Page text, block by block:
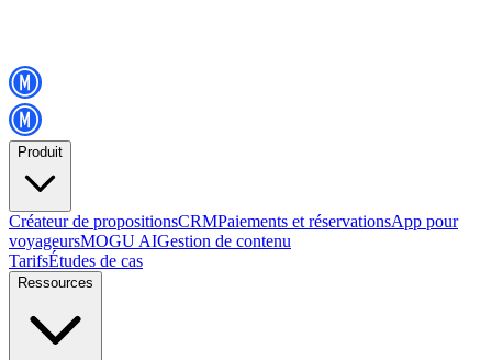
Produit
Créateur de propositionsCRMPaiements et réservationsApp pour
voyageursMOGU AIGestion de contenu
TarifsÉtudes de cas
Ressources